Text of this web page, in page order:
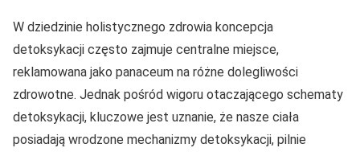
W dziedzinie holistycznego zdrowia koncepcja
detoksykacji często zajmuje centralne miejsce,
reklamowana jako panaceum na różne dolegliwości
zdrowotne. Jednak pośród wigoru otaczającego schematy
detoksykacji, kluczowe jest uznanie, że nasze ciała
posiadają wrodzone mechanizmy detoksykacji, pilnie